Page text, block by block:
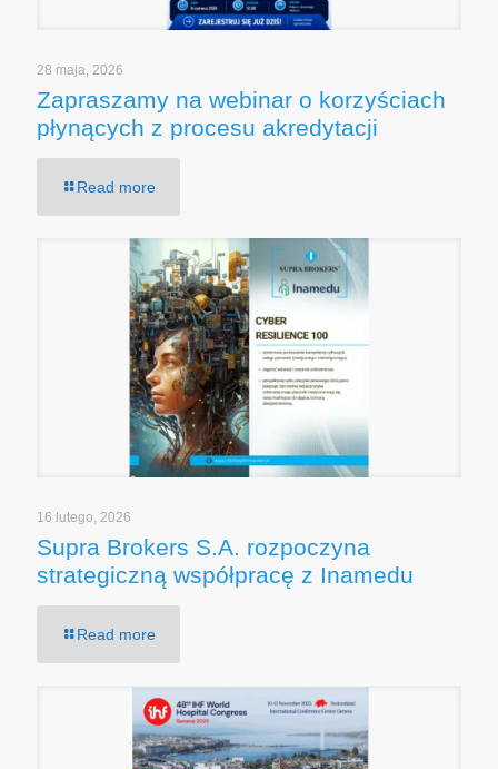
28 maja, 2026
Zapraszamy na webinar o korzyściach
płynących z procesu akredytacji
Read more
16 lutego, 2026
Supra Brokers S.A. rozpoczyna
strategiczną współpracę z Inamedu
Read more